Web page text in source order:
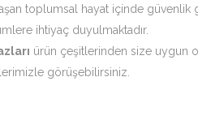
toplumsal hayat içinde güvenlik
ihtiyaç duyulmaktadır.
ürün çeşitlerinden size uygun
görüşebilirsiniz.